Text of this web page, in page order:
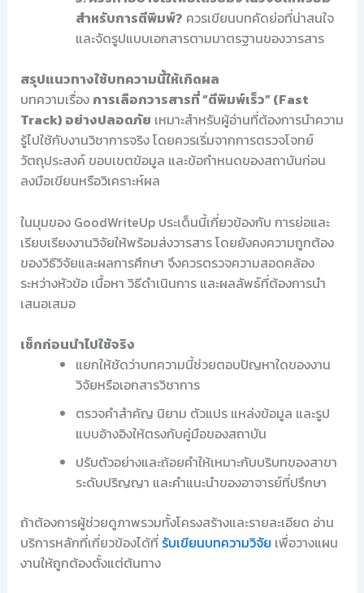
สำหรับการตีพิมพ์? ควรเขียนบทคัดย่อที่น่าสนใจ
และจัดรูปแบบเอกสารตามมาตรฐานของวารสาร
สรุปแนวทางใช้บทความนี้ให้เกิดผล
บทความเรื่อง การเลือกวารสารที่ “ตีพิมพ์เร็ว” (Fast
Track) อย่างปลอดภัย เหมาะสำหรับผู้อ่านที่ต้องการนำความ
รู้ไปใช้กับงานวิชาการจริง โดยควรเริ่มจากการตรวจโจทย์
วัตถุประสงค์ ขอบเขตข้อมูล และข้อกำหนดของสถาบันก่อน
ลงมือเขียนหรือวิเคราะห์ผล
ในมุมของ GoodWriteUp ประเด็นนี้เกี่ยวข้องกับ การย่อและ
เรียบเรียงงานวิจัยให้พร้อมส่งวารสาร โดยยังคงความถูกต้อง
ของวิธีวิจัยและผลการศึกษา จึงควรตรวจความสอดคล้อง
ระหว่างหัวข้อ เนื้อหา วิธีดำเนินการ และผลลัพธ์ที่ต้องการนำ
เสนอเสมอ
เช็กก่อนนำไปใช้จริง
แยกให้ชัดว่าบทความนี้ช่วยตอบปัญหาใดของงาน
วิจัยหรือเอกสารวิชาการ
ตรวจคำสำคัญ นิยาม ตัวแปร แหล่งข้อมูล และรูป
แบบอ้างอิงให้ตรงกับคู่มือของสถาบัน
ปรับตัวอย่างและถ้อยคำให้เหมาะกับบริบทของสาขา
ระดับปริญญา และคำแนะนำของอาจารย์ที่ปรึกษา
ถ้าต้องการผู้ช่วยดูภาพรวมทั้งโครงสร้างและรายละเอียด อ่าน
บริการหลักที่เกี่ยวข้องได้ที่ รับเขียนบทความวิจัย เพื่อวางแผน
งานให้ถูกต้องตั้งแต่ต้นทาง